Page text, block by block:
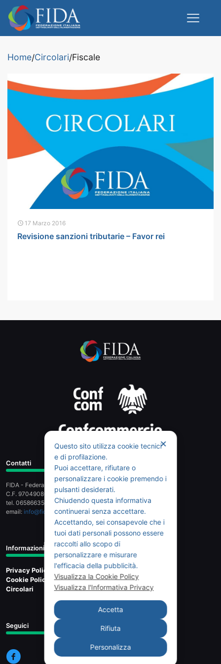
Home/Circolari/Fiscale
17 Marzo 2016
Revisione sanzioni tributarie – Favor rei
Contatti
FIDA - Federazione Italiana Dettaglianti dell'Alimentazione
C.F. 97049080589 - Piazza G.G. Belli 2, 00153 Roma
tel. 065866358 - fax 065803159
email: info@fidaonline.it- pec:fidanazionale@legalmail.it
Informazioni
Privacy Policy
Cookie Policy
Circolari
Seguici
✕
Questo sito utilizza cookie tecnici
e di profilazione.
Puoi accettare, rifiutare o
personalizzare i cookie premendo i
pulsanti desiderati.
Chiudendo questa informativa
continuerai senza accettare.
Accettando, sei consapevole che i
tuoi dati personali possono essere
raccolti allo scopo di
personalizzare e misurare
l'efficacia della pubblicità.
Visualizza la Cookie Policy
Visualizza l'Informativa Privacy
Accetta
Rifiuta
Personalizza